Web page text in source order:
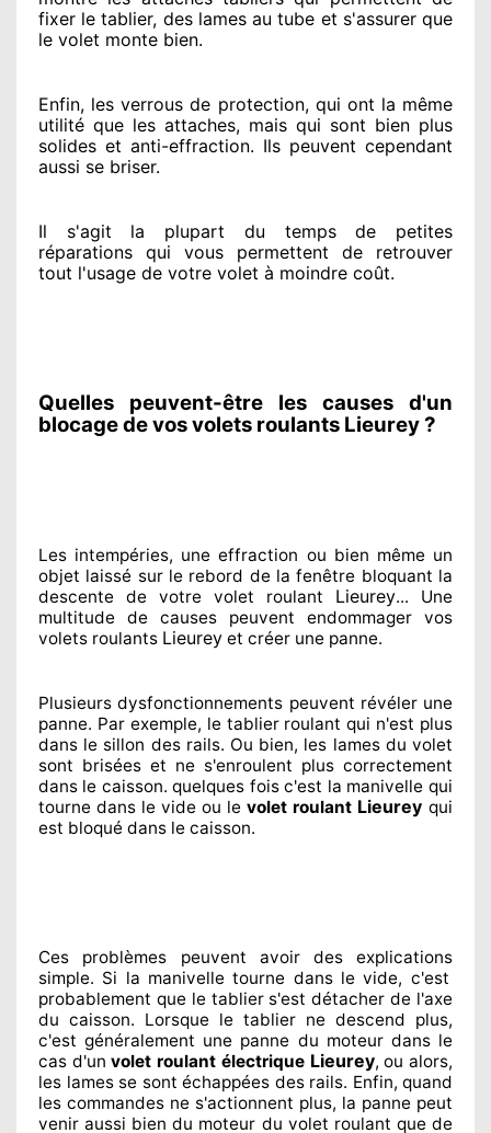
fixer le tablier, des lames au tube et s'assurerque
le volet monte bien.
Enfin, les verrous de protection, qui ont la même
utilité que les attaches, mais qui sont bien plus
solides et anti-effraction. Ils peuvent cependant
aussi se briser.
Il s'agit la plupart du tempsde petites
réparations qui vous permettent de retrouver
tout l'usage de votre volet à moindre coût.
Quelles peuvent-être les causes d'un
blocage de vos volets roulants Lieurey ?
Les intempéries, une effraction ou bien même un
objet laissé sur le rebord de la fenêtre bloquant la
descente de votre volet roulant Lieurey... Une
multitude de causes peuvent endommager vos
volets roulants Lieurey et créer une panne.
Plusieurs dysfonctionnements peuvent révélerune
panne. Par exemple, le tablier roulant qui n'est plus
dans le sillon des rails. Ou bien, les lames du volet
sont brisées et ne s'enroulent plus correctement
dans le caisson. quelques foisc'est la manivelle qui
tourne dans le vide ou le volet roulant Lieurey qui
est bloqué dans le caisson.
Ces problèmes
peuvent avoir des explications
simple. Si la manivelle tourne dans le vide, c'est
probablement que le tablier s'est détacher de l'axe
du caisson. Lorsque le tablier ne descend plus,
c'est généralement une panne du moteur dans le
cas d'unvolet roulant électrique Lieurey, ou alors,
les lames se sont échappées des rails. Enfin, quand
les commandes ne s'actionnent plus, la panne peut
venir aussi bien du moteur du volet roulant que de